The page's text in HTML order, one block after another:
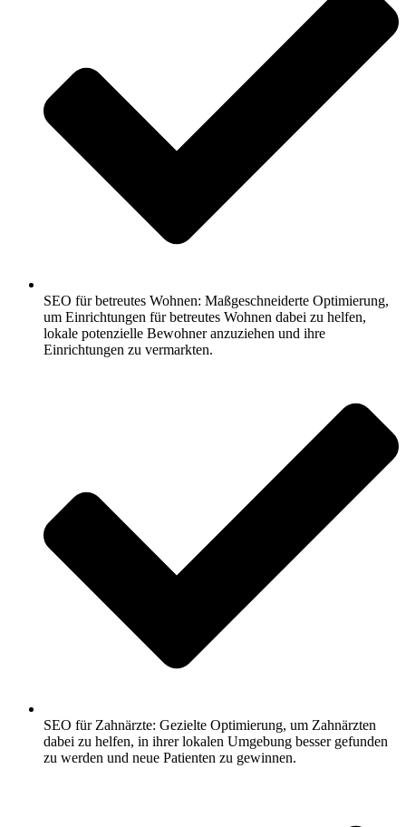
SEO für betreutes Wohnen: Maßgeschneiderte Optimierung,
um Einrichtungen für betreutes Wohnen dabei zu helfen,
lokale potenzielle Bewohner anzuziehen und ihre
Einrichtungen zu vermarkten.
SEO für Zahnärzte: Gezielte Optimierung, um Zahnärzten
dabei zu helfen, in ihrer lokalen Umgebung besser gefunden
zu werden und neue Patienten zu gewinnen.